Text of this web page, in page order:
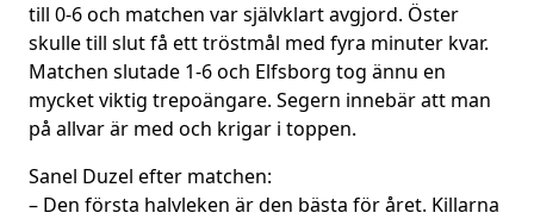
till 0-6 och matchen var självklart avgjord. Öster
skulle till slut få ett tröstmål med fyra minuter kvar.
Matchen slutade 1-6 och Elfsborg tog ännu en
mycket viktig trepoängare. Segern innebär att man
på allvar är med och krigar i toppen.
Sanel Duzel efter matchen:
– Den första halvleken är den bästa för året. Killarna